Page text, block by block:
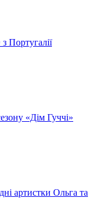
Португалії
«Дім Гуччі»
артистки Ольга та